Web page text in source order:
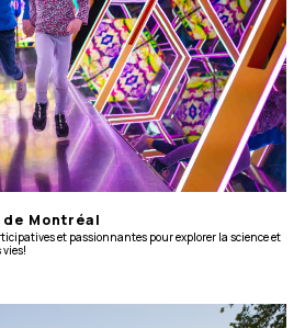
Montréal
et passionnantes pour explorer la science et